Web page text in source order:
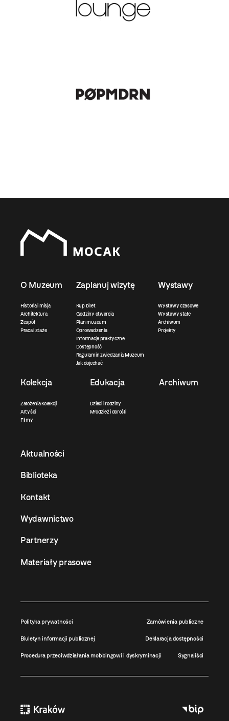
O Muzeum
Historia i misja
Architektura
Zespół
Praca i staże
Zaplanuj wizytę
Kup bilet
Godziny otwarcia
Plan muzeum
Oprowadzenia
Informacje praktyczne
Dostępność
Regulamin zwiedzania Muzeum
Jak dojechać
Wystawy
Wystawy czasowe
Wystawy stałe
Archiwum
Projekty
Kolekcja
Założenia kolekcji
Artyści
Filmy
Edukacja
Dzieci i rodziny
Młodzież i dorośli
Archiwum
Aktualności
Biblioteka
Kontakt
Wydawnictwo
Partnerzy
Materiały prasowe
Polityka prywatności Zamówienia publiczne
Biuletyn informacji publicznej Deklaracja dostępności
Procedura przeciwdziałania mobbingowi i dyskryminacji Sygnaliści